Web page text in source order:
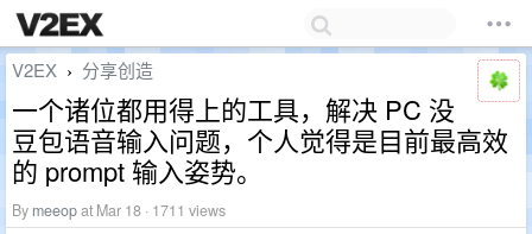
V2EX › 分享创造
一个诸位都用得上的工具，解决 PC 没
豆包语音输入问题，个人觉得是目前最高效
的 prompt 输入姿势。
By meeopat Mar 18 · 1711 views